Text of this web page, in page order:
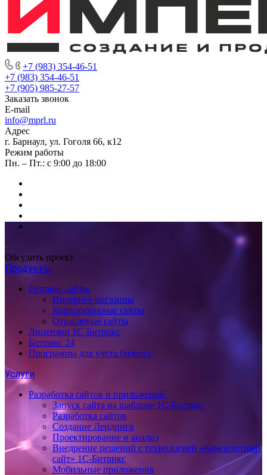
+7 (983) 354-46-51
+7 (983) 354-46-51
+7 (905) 985-27-57
Заказать звонок
E-mail
info@mprl.ru
Адрес
г. Барнаул, ул. Гоголя 66, к12
Режим работы
Пн. – Пт.: с 9:00 до 18:00
Обсудить проект
Продукты
Готовые сайты
Интернет-магазины
Корпоративные сайты
Отраслевые сайты
Лицензии 1С-Битрикс
Битрикс 24
Программы для учета бизнеса
Услуги
Разработка сайтов и приложений
Запуск сайта на шаблоне 1С-Битрикс
Разработка сайтов
Создание Лендинга
Проектирование и анализ
Внедрение решений с технологией «Композитный
сайт» 1С-Битрикс
Мобильные приложения